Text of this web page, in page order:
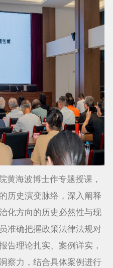
黄海波博士作专题授课，
历史演变脉络，深入阐释
化方向的历史必然性与现
准确把握政策法律法规对
告理论扎实、案例详实，
察力，结合具体案例进行